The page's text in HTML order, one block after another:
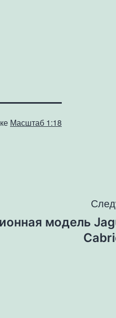
Масштаб 1:18
модель